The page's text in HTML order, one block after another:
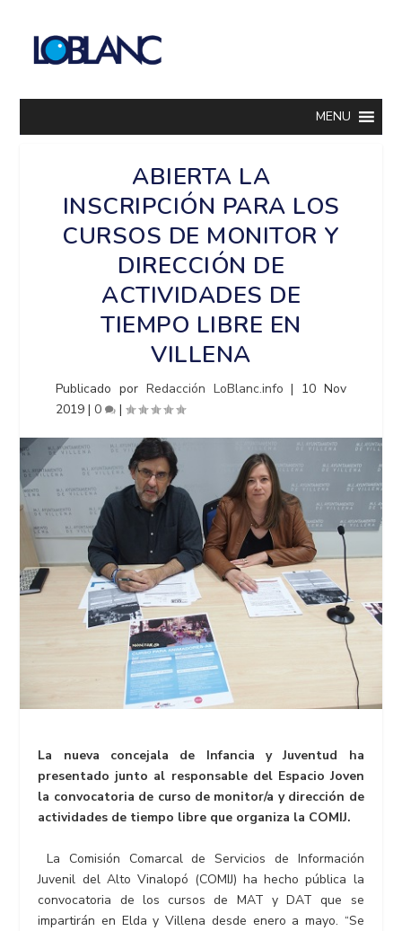
MENU
ABIERTA LA
INSCRIPCIÓN PARA LOS
CURSOS DE MONITOR Y
DIRECCIÓN DE
ACTIVIDADES DE
TIEMPO LIBRE EN
VILLENA
Publicado por Redacción LoBlanc.info | 10 Nov
2019 |0 |
La nueva concejala de Infancia y Juventud ha
presentado junto al responsable del Espacio Joven
la convocatoria de curso de monitor/a y dirección de
actividades de tiempo libre que organiza la COMIJ.
La Comisión Comarcal de Servicios de Información
Juvenil del Alto Vinalopó (COMIJ) ha hecho pública la
convocatoria de los cursos de MAT y DAT que se
impartirán en Elda y Villena desde enero a mayo. “Se